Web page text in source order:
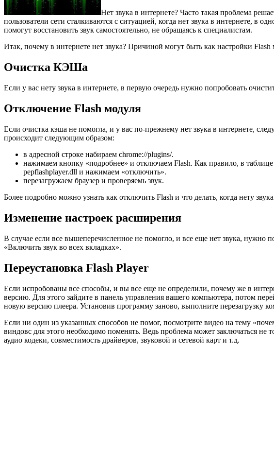
Нет звука в интернете? Часто такая проблема
пользователи сети сталкиваются с ситуацией, когда нет звука в интернете, в
помогут восстановить звук самостоятельно, не обращаясь к специалистам.
Итак, почему в интернете нет звука? Причиной могут быть как настройки
Очистка КЭШа
Если у вас нету звука в интернете, в первую очередь нужно попробовать
Отключение Flash модуля
Если очистка кэша не помогла, и у вас по-прежнему нет звука в интернете,
происходит следующим образом:
в адресной строке набираем chrome://plugins/.
нажимаем кнопку «подробнее» и отключаем Flash. Как правило, в
pepflashplayer.dll и нажимаем «отключить».
перезагружаем браузер и проверяемь звук.
Более подробно можно узнать как отключить Flash и что делать, когда нету
Изменение настроек расширения
В случае если все вышеперечисленное не помогло, и все еще нет звука, нужно
«Включить звук во всех вкладках».
Переустановка Flash Player
Если испробованы все способы, и вы все еще не определили, почему же в
версию. Для этого зайдите в панель управления вашего компьютера, потом
новую версию плеера. Установив программу заново, выполните перезагрузку
Если ни один из указанных способов не помог, посмотрите видео на тему
виндовс для этого необходимо поменять. Ведь проблема может заключаться не
аудио кодеки, совместимость драйверов, звуковой и сетевой карт и т.д.